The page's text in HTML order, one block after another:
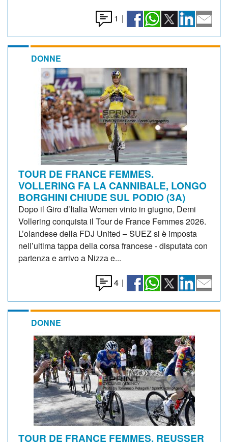
1 |
DONNE
TOUR DE FRANCE FEMMES.
VOLLERING FA LA CANNIBALE, LONGO
BORGHINI CHIUDE SUL PODIO (3A)
Dopo il Giro d’Italia Women vinto in giugno, Demi
Vollering conquista il Tour de France Femmes 2026.
L’olandese della FDJ United – SUEZ si è imposta
nell’ultima tappa della corsa francese - disputata con
partenza e arrivo a Nizza e...
4 |
DONNE
TOUR DE FRANCE FEMMES. REUSSER